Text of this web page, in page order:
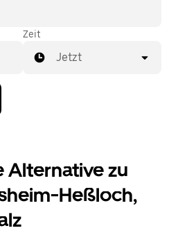
Zeit
Jetzt
Alternative zu
Heßloch,